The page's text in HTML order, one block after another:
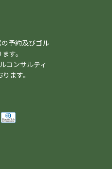
予約及びゴル
す。
コンサルティ
ます。